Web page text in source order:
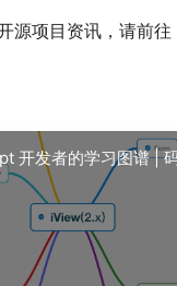
源项目资讯，请前往
开发者的学习图谱 |